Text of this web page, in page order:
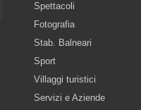
Spettacoli
Fotografia
Stab. Balneari
Sport
Villaggi turistici
Servizi e Aziende